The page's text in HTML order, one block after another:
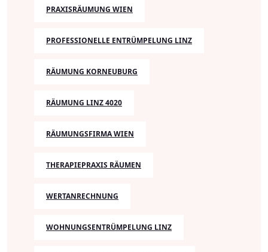
PRAXISRÄUMUNG WIEN
PROFESSIONELLE ENTRÜMPELUNG LINZ
RÄUMUNG KORNEUBURG
RÄUMUNG LINZ 4020
RÄUMUNGSFIRMA WIEN
THERAPIEPRAXIS RÄUMEN
WERTANRECHNUNG
WOHNUNGSENTRÜMPELUNG LINZ